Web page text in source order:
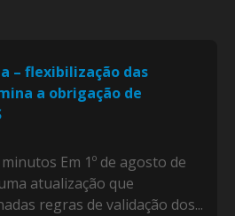
– flexibilização das
a obrigação de
Em 1º de agosto de
atualização que
regras de validação dos...